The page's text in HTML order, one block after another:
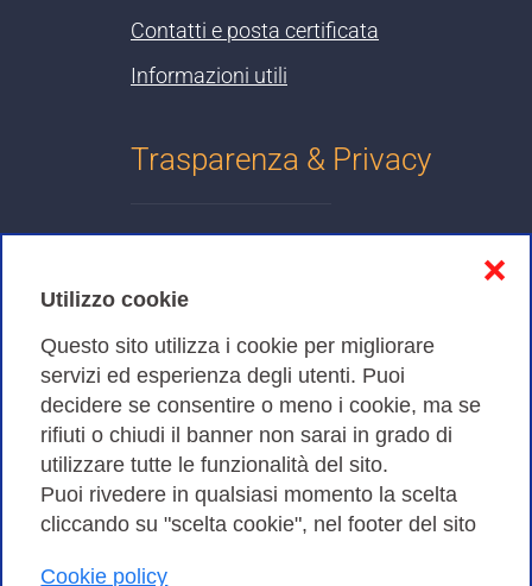
Utilizzo cookie
Questo sito utilizza i cookie per migliorare
servizi ed esperienza degli utenti. Puoi
decidere se consentire o meno i cookie, ma se
rifiuti o chiudi il banner non sarai in grado di
utilizzare tutte le funzionalità del sito.
Puoi rivedere in qualsiasi momento la scelta
cliccando su "scelta cookie", nel footer del sito
Cookie policy
❌
Contatti e posta certificata
Informazioni utili
Trasparenza & Privacy
Cookies Policy
Amministrazione trasparente
Bandi di Gara
Consortium GARR - Via dei Tizii, 6 - 00185 Roma | Tel.
| CF 97284570583 – PI 07577141000 | Codice